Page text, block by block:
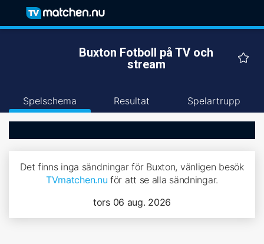
Buxton Fotboll på TV och
stream
Spelschema Resultat Spelartrupp
Det finns inga sändningar för Buxton, vänligen besök
TVmatchen.nu för att se alla sändningar.
tors 06 aug. 2026